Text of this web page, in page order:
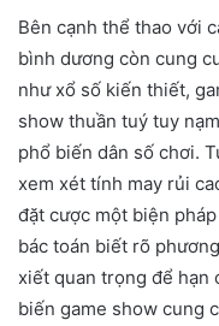
Bên cạnh thể thao với
bình dương còn cung
như xổ số kiến thiết,
show thuần tuý tuy
phổ biến dân số chơi.
xem xét tính may rủi
đặt cược một biện
bác toán biết rõ
xiết quan trọng để hạn
biến game show cung